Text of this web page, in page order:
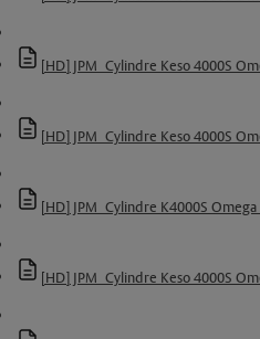
[HD] JPM_Cylindre Keso 4000S
[HD] JPM_Cylindre Keso 4000S
[HD] JPM_Cylindre K4000S
[HD] JPM_Cylindre Keso 4000S